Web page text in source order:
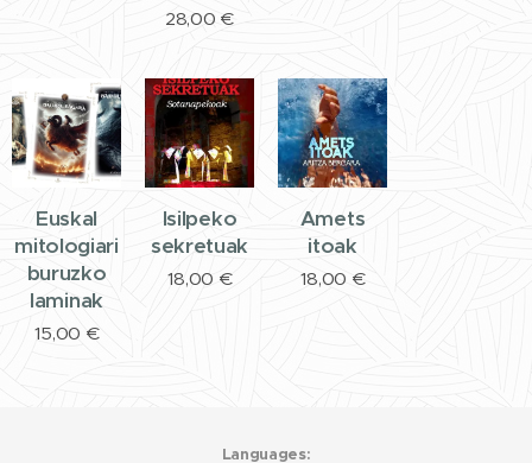
28,00 €
Euskal
mitologiari
buruzko
laminak
15,00 €
Isilpeko
sekretuak
18,00 €
Amets
itoak
18,00 €
Languages